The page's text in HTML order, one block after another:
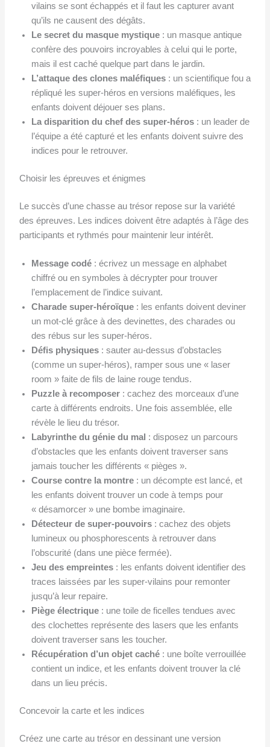
vilains se sont échappés et il faut les capturer avant
qu’ils ne causent des dégâts.
Le secret du masque mystique: un masque antique
confère des pouvoirs incroyables à celui qui le porte,
mais il est caché quelque part dans le jardin.
L’attaque des clones maléfiques: un scientifique fou a
répliqué les super-héros en versions maléfiques, les
enfants doivent déjouer ses plans.
La disparition du chef des super-héros: un leader de
l’équipe a été capturé et les enfants doivent suivre des
indices pour le retrouver.
Choisir les épreuves et énigmes
Le succès d’une chasse au trésor repose sur la variété
des épreuves. Les indices doivent être adaptés à l’âge des
participants et rythmés pour maintenir leur intérêt.
Message codé: écrivez un message en alphabet
chiffré ou en symboles à décrypter pour trouver
l’emplacement de l’indice suivant.
Charade super-héroïque: les enfants doivent deviner
un mot-clé grâce à des devinettes, des charades ou
des rébus sur les super-héros.
Défis physiques: sauter au-dessus d’obstacles
(comme un super-héros), ramper sous une « laser
room » faite de fils de laine rouge tendus.
Puzzle à recomposer: cachez des morceaux d’une
carte à différents endroits. Une fois assemblée, elle
révèle le lieu du trésor.
Labyrinthe du génie du mal : disposez un parcours
d’obstacles que les enfants doivent traverser sans
jamais toucher les différents « pièges ».
Course contre la montre: un décompte est lancé, et
les enfants doivent trouver un code à temps pour
« désamorcer » une bombe imaginaire.
Détecteur de super-pouvoirs: cachez des objets
lumineux ou phosphorescents à retrouver dans
l’obscurité (dans une pièce fermée).
Jeu des empreintes: les enfants doivent identifier des
traces laissées par les super-vilains pour remonter
jusqu’à leur repaire.
Piège électrique: une toile de ficelles tendues avec
des clochettes représente des lasers que les enfants
doivent traverser sans les toucher.
Récupération d’un objet caché: une boîte verrouillée
contient un indice, et les enfants doivent trouver la clé
dans un lieu précis.
Concevoir la carte et les indices
Créez une carte au trésor en dessinant une version